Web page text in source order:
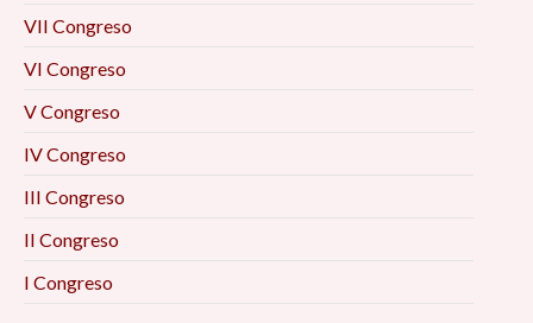
VII Congreso
VI Congreso
V Congreso
IV Congreso
III Congreso
II Congreso
I Congreso